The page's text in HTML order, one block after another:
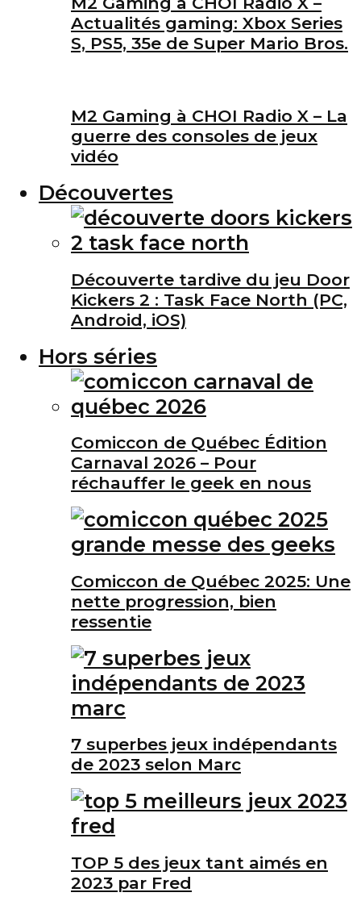
Actualités gaming: Xbox Series
S, PS5, 35e de Super Mario Bros.
M2 Gaming à CHOI Radio X – La
guerre des consoles de jeux
vidéo
Découvertes
Découverte tardive du jeu Door
Kickers 2 : Task Face North (PC,
Android, iOS)
Hors séries
Comiccon de Québec Édition
Carnaval 2026 – Pour
réchauffer le geek en nous
Comiccon de Québec 2025: Une
nette progression, bien
ressentie
7 superbes jeux indépendants
de 2023 selon Marc
TOP 5 des jeux tant aimés en
2023 par Fred